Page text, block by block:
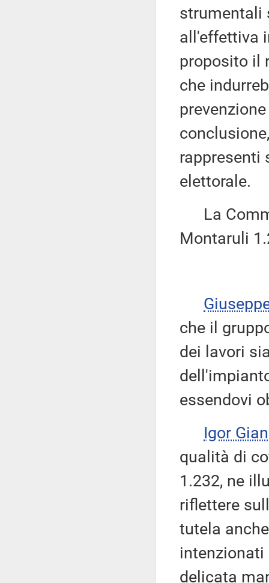
strumentali
all'effettiva
proposito il
che
rappresenti
elettorale.
La
Montaruli
che il
dei lavori
essendovi
Igor
qualità di
1.232, ne
riflettere
tutela
intenzionati
delicata